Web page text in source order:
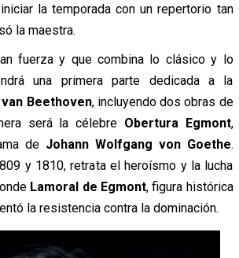
la temporada con un repertorio tan
la maestra.
fuerza y que combina lo clásico y lo
una primera parte dedicada a la
Beethoven, incluyendo dos obras de
será la célebre Obertura Egmont,
de Johann Wolfgang von Goethe.
y 1810, retrata el heroísmo y la lucha
Lamoral de Egmont, figura histórica
la resistencia contra la dominación.